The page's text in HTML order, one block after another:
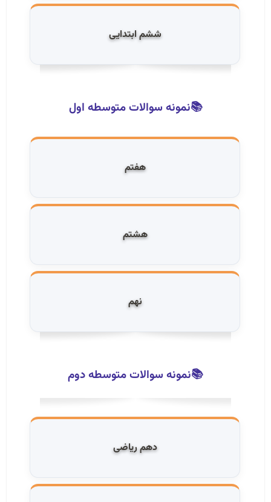
ششم ابتدایی
📚نمونه سوالات متوسطه اول
هفتم
هشتم
نهم
📚نمونه سوالات متوسطه دوم
دهم ریاضی